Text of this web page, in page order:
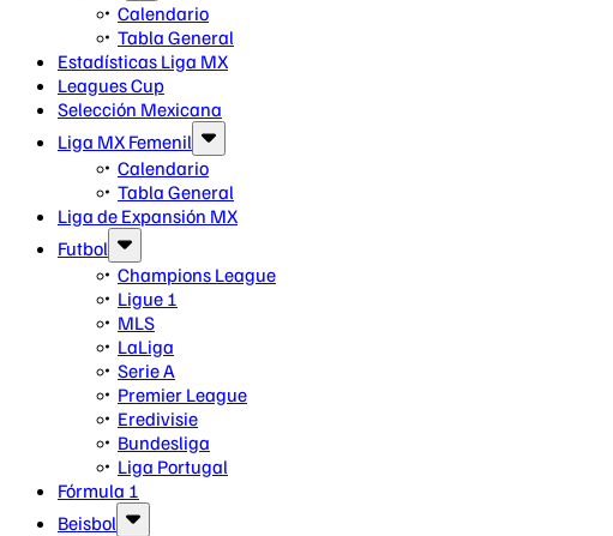
Calendario
Tabla General
Estadísticas Liga MX
Leagues Cup
Selección Mexicana
Liga MX Femenil
Calendario
Tabla General
Liga de Expansión MX
Futbol
Champions League
Ligue 1
MLS
LaLiga
Serie A
Premier League
Eredivisie
Bundesliga
Liga Portugal
Fórmula 1
Beisbol